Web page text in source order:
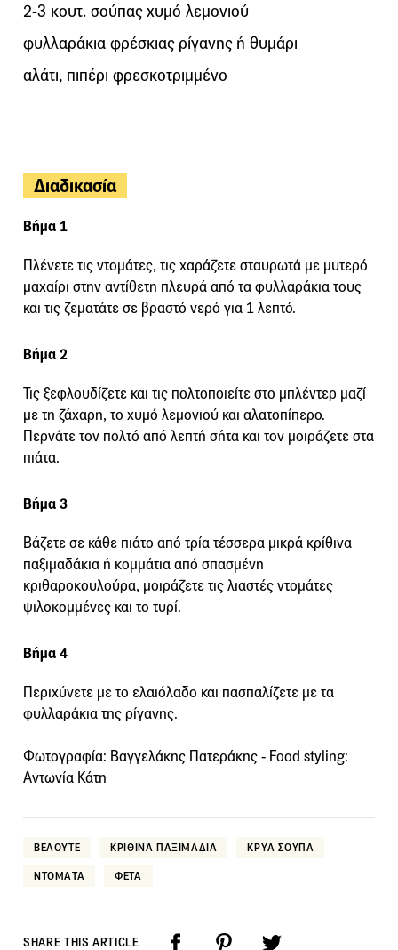
2-3 κουτ. σούπας χυμό λεμονιού
φυλλαράκια φρέσκιας ρίγανης ή θυμάρι
αλάτι, πιπέρι φρεσκοτριμμένο
Διαδικασία
Βήμα 1
Πλένετε τις ντομάτες, τις χαράζετε σταυρωτά με μυτερό
μαχαίρι στην αντίθετη πλευρά από τα φυλλαράκια τους
και τις ζεματάτε σε βραστό νερό για 1 λεπτό.
Βήμα 2
Τις ξεφλουδίζετε και τις πολτοποιείτε στο μπλέντερ μαζί
με τη ζάχαρη, το χυμό λεμονιού και αλατοπίπερο.
Περνάτε τον πολτό από λεπτή σήτα και τον μοιράζετε στα
πιάτα.
Βήμα 3
Βάζετε σε κάθε πιάτο από τρία τέσσερα μικρά κρίθινα
παξιμαδάκια ή κομμάτια από σπασμένη
κριθαροκουλούρα, μοιράζετε τις λιαστές ντομάτες
ψιλοκομμένες και το τυρί.
Βήμα 4
Περιχύνετε με το ελαιόλαδο και πασπαλίζετε με τα
φυλλαράκια της ρίγανης.
Φωτογραφία: Βαγγελάκης Πατεράκης - Food styling:
Aντωνία Κάτη
ΒΕΛΟΥΤΕ ΚΡΙΘΙΝΑ ΠΑΞΙΜΑΔΙΑ ΚΡΥΑ ΣΟΥΠΑ
ΝΤΟΜΑΤΑ ΦΕΤΑ
SHARE THIS ARTICLE